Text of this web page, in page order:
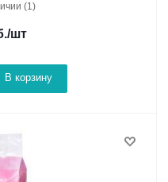
(1)
/шт
В корзину